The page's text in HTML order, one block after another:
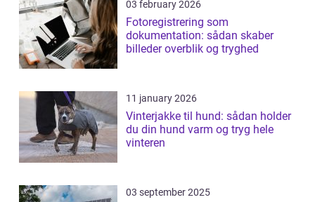
03 february 2026
Fotoregistrering som
dokumentation: sådan skaber
billeder overblik og tryghed
11 january 2026
Vinterjakke til hund: sådan holder
du din hund varm og tryg hele
vinteren
03 september 2025